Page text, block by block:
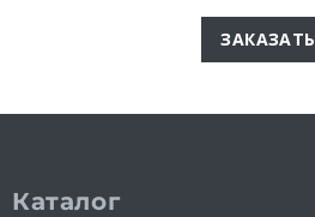
ЗАКАЗАТЬ
Каталог